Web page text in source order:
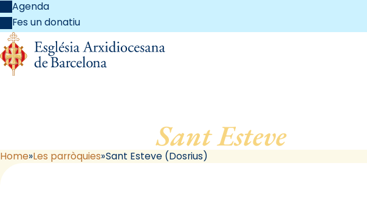
Agenda
Fes un donatiu
Sant Esteve, de
Home Les parròquies Sant Esteve (Dosrius)